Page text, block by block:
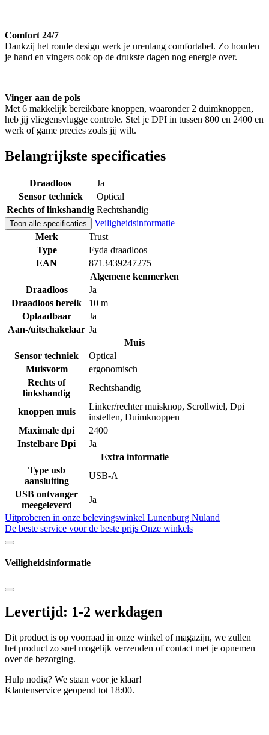
Comfort 24/7
Dankzij het ronde design werk je urenlang comfortabel. Zo houden
je hand en vingers ook op de drukste dagen nog energie over.
Vinger aan de pols
Met 6 makkelijk bereikbare knoppen, waaronder 2 duimknoppen,
heb jij vliegensvlugge controle. Stel je DPI in tussen 800 en 2400 en
werk of game precies zoals jij wilt.
Belangrijkste specificaties
Draadloos
Ja
Sensor techniek
Optical
Rechts of linkshandig Rechtshandig
Toon alle specificaties
Veiligheidsinformatie
Merk
Trust
Type
Fyda draadloos
EAN
8713439247275
Algemene kenmerken
Draadloos
Ja
Draadloos bereik
10 m
Oplaadbaar
Ja
Aan-/uitschakelaar Ja
Muis
Sensor techniek
Optical
Muisvorm
ergonomisch
Rechts of
linkshandig
Rechtshandig
knoppen muis
Linker/rechter muisknop, Scrollwiel, Dpi
instellen, Duimknoppen
Maximale dpi
2400
Instelbare Dpi
Ja
Extra informatie
Type usb
aansluiting
USB-A
USB ontvanger
meegeleverd
Ja
Uitproberen in onze belevingswinkel Lunenburg Nuland
De beste service voor de beste prijs Onze winkels
Veiligheidsinformatie
Levertijd: 1-2 werkdagen
Dit product is op voorraad in onze winkel of magazijn, we zullen
het product zo snel mogelijk verzenden of contact met je opnemen
over de bezorging.
Hulp nodig? We staan voor je klaar!
Klantenservice geopend tot 18:00.